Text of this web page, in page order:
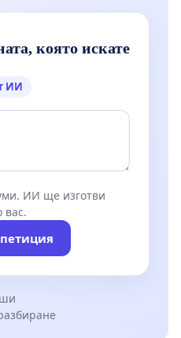
която искате
ИИ
ИИ ще изготви
вас.